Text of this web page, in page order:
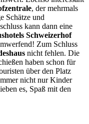
, der mehrmals
Schätze und
kann dann eine
Schweizerhof
Zum Schluss
nicht fehlen. Die
haben schon für
über den Platz
nicht nur Kinder
es, Spaß mit den